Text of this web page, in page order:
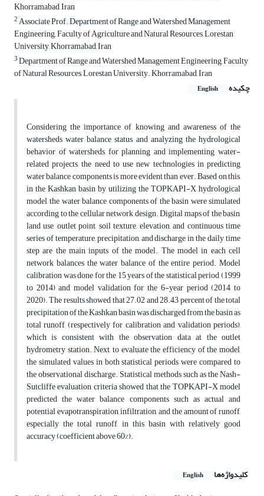
Khorramabad, Iran
2Associate Prof. Department of Range and Watershed Management
Engineering,, Faculty of Agriculture and Natural Resources, Lorestan
University, Khorramabad, Iran
3Department of Range and Watershed Management Engineering, Faculty
of Natural Resources, Lorestan University. Khorramabad, Iran
چکیده
English
Considering the importance of knowing and awareness of the
watersheds water balance status, and analyzing the hydrological
behavior of watersheds for planning and implementing water-
related projects, the need to use new technologies in predicting
water balance components is more evident than ever. Based on this,
in the Kashkan basin by utilizing the TOPKAPI-X hydrological
model, the water balance components of the basin were simulated
according to the cellular network design. Digital maps of the basin,
land use, outlet point, soil texture, elevation, and continuous time
series of temperature, precipitation, and discharge in the daily time
step are the main inputs of the model. The model in each cell
network balances the water balance of the entire period. Model
calibration was done for the 15 years of the statistical period (1999
to 2014) and model validation for the 6-year period (2014 to
2020). The results showed that 27.02 and 28.43 percent of the total
precipitation of the Kashkan basin was discharged from the basin as
total runoff (respectively for calibration and validation periods),
which is consistent with the observation data at the outlet
hydrometry station. Next, to evaluate the efficiency of the model,
the simulated values in both statistical periods were compared to
the observational discharge. Statistical methods such as the Nash-
Sutcliffe evaluation criteria showed that the TOPKAPI-X model
predicted the water balance components such as actual and
potential evapotranspiration, infiltration, and the amount of runoff,
especially the total runoff, in this basin with relatively good
accuracy (coefficient above 60%).
کلیدواژه‌ها English